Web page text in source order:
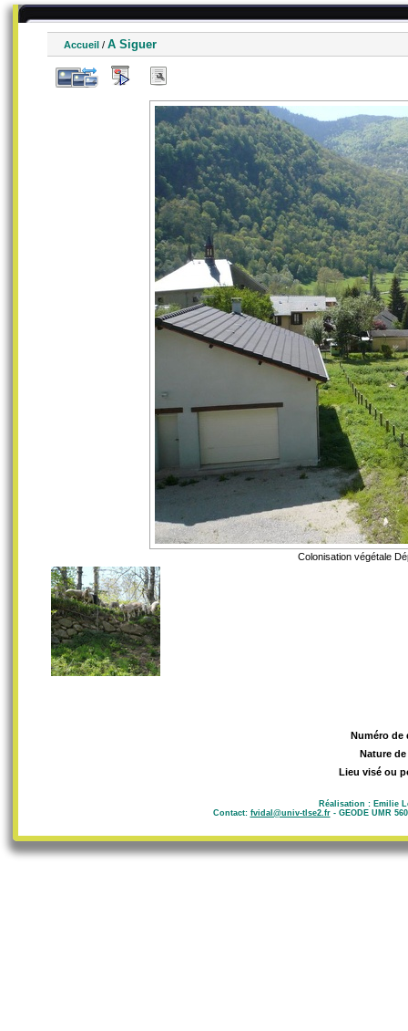
Accueil / A Siguer
Colonisation végétale
Numéro de
Nature
Lieu visé ou
Réalisation : Emilie
Contact: fvidal@univ-tlse2.fr- GEODE UMR